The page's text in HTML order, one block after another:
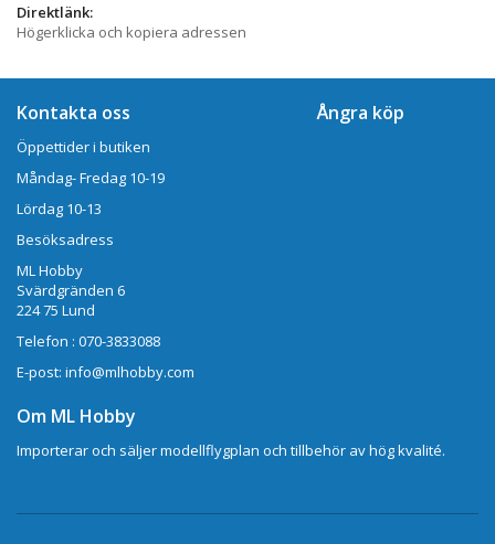
Direktlänk:
Högerklicka och kopiera adressen
Kontakta oss
Öppettider i butiken
Måndag- Fredag 10-19
Lördag 10-13
Besöksadress
ML Hobby
Svärdgränden 6
224 75 Lund
Telefon : 070-3833088
E-post: info@mlhobby.com
Ångra köp
Om ML Hobby
Importerar och säljer modellflygplan och tillbehör av hög kvalité.